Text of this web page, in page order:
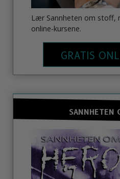
Lær Sannheten om stoff,
online-kursene.
GRATIS
SANNHETEN